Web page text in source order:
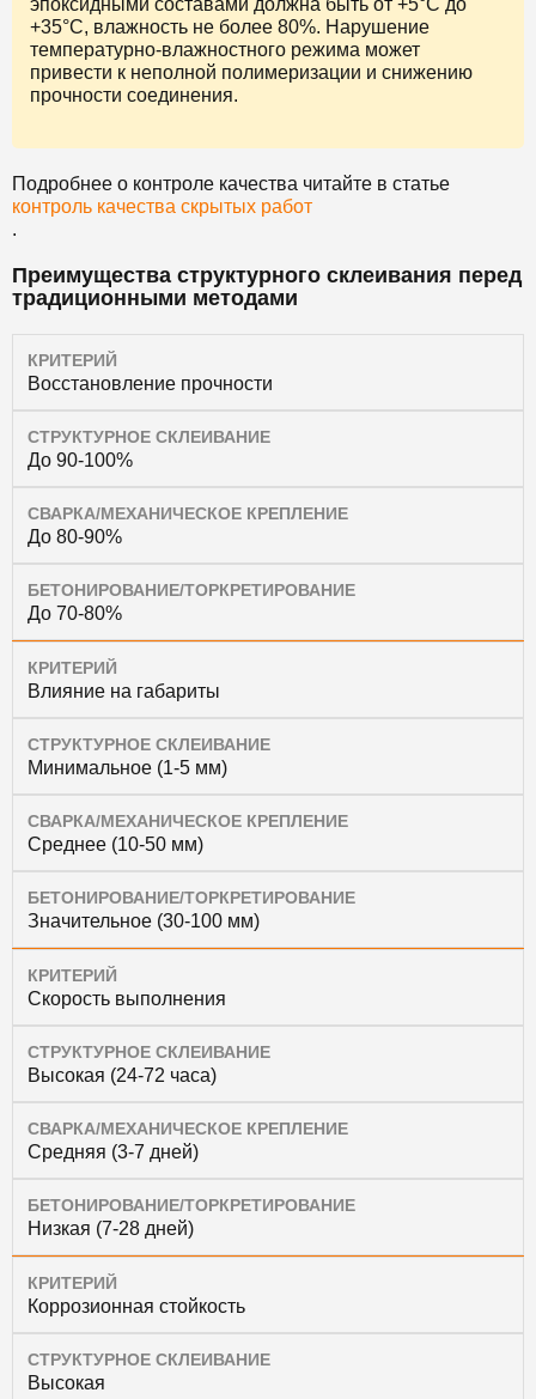
эпоксидными составами должна быть от +5°С до
+35°С, влажность не более 80%. Нарушение
температурно-влажностного режима может
привести к неполной полимеризации и снижению
прочности соединения.
Подробнее о контроле качества читайте в статье
контроль качества скрытых работ
.
Преимущества структурного склеивания перед
традиционными методами
КРИТЕРИЙ
Восстановление прочности
СТРУКТУРНОЕ СКЛЕИВАНИЕ
До 90-100%
СВАРКА/МЕХАНИЧЕСКОЕ КРЕПЛЕНИЕ
До 80-90%
БЕТОНИРОВАНИЕ/ТОРКРЕТИРОВАНИЕ
До 70-80%
КРИТЕРИЙ
Влияние на габариты
СТРУКТУРНОЕ СКЛЕИВАНИЕ
Минимальное (1-5 мм)
СВАРКА/МЕХАНИЧЕСКОЕ КРЕПЛЕНИЕ
Среднее (10-50 мм)
БЕТОНИРОВАНИЕ/ТОРКРЕТИРОВАНИЕ
Значительное (30-100 мм)
КРИТЕРИЙ
Скорость выполнения
СТРУКТУРНОЕ СКЛЕИВАНИЕ
Высокая (24-72 часа)
СВАРКА/МЕХАНИЧЕСКОЕ КРЕПЛЕНИЕ
Средняя (3-7 дней)
БЕТОНИРОВАНИЕ/ТОРКРЕТИРОВАНИЕ
Низкая (7-28 дней)
КРИТЕРИЙ
Коррозионная стойкость
СТРУКТУРНОЕ СКЛЕИВАНИЕ
Высокая